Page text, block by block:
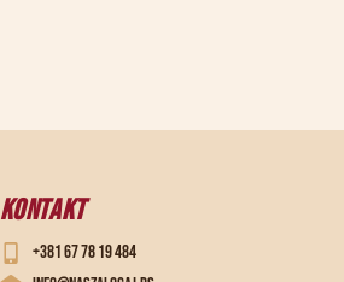
KONTAKT
+381 67 78 19 484